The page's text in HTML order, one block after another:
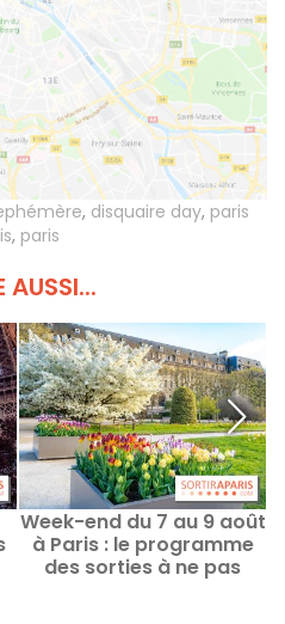
, disquaire day, paris
, paris
AUSSI...
Week-end du 7 au 9 août
à Paris : le programme
des sorties à ne pas